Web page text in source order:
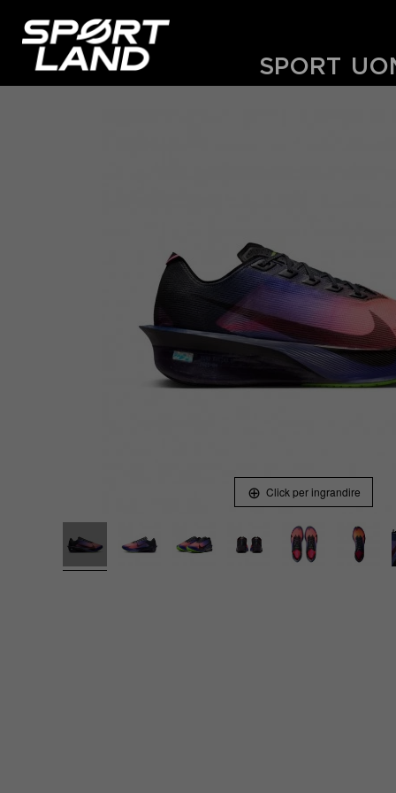
SPORT
Click per ingrandire